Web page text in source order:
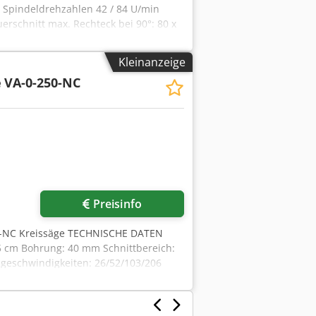
Spindeldrehzahlen 42 / 84 U/min
max. Rechteck bei 90°: 80 x
max. Rechteck bei
32 mm inkl Schmiersystem
Kleinanzeige
VA-0-250-NC
Preisinfo
Kreissäge TECHNISCHE DATEN
cm Bohrung: 40 mm Schnittbereich:
26/52/103/206
sek NC-Achse: Ja Abmessungen:
Aktualität der Angaben